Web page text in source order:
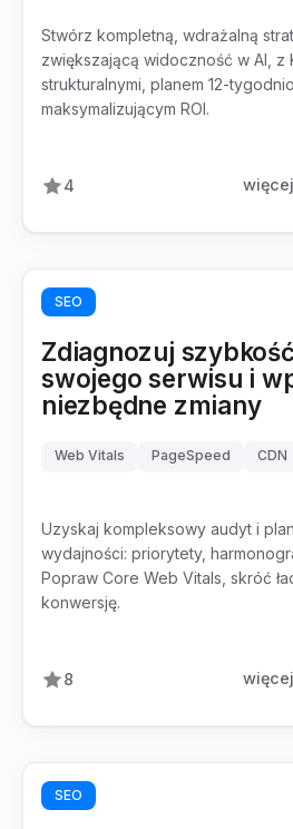
Stwórz kompletną, wdrażalną
zwiększającą widoczność w AI, z
strukturalnymi, planem 12-
maksymalizującym ROI.
4 więcej
SEO
Zdiagnozuj
swojego serwisu i
niezbędne zmiany
Web Vitals PageSpeed CDN
Uzyskaj kompleksowy audyt i
wydajności: priorytety,
Popraw Core Web Vitals, skróć
konwersję.
8 więcej
SEO